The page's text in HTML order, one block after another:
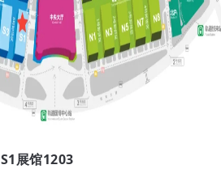
S1展馆1203